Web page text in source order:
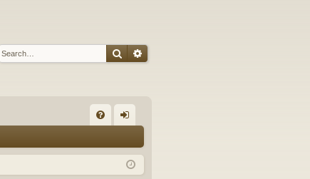
SearchAdvanced search
Q in